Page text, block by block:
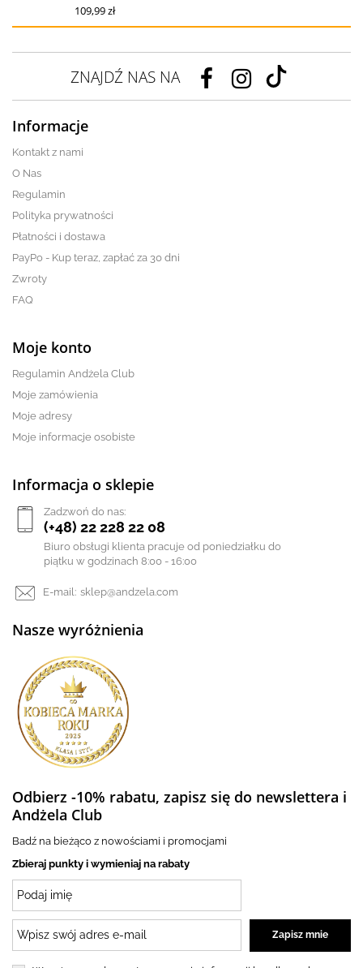
109,99 zł
ZNAJDŹ NAS NA
Informacje
Kontakt z nami
O Nas
Regulamin
Polityka prywatności
Płatności i dostawa
PayPo - Kup teraz, zapłać za 30 dni
Zwroty
FAQ
Moje konto
Regulamin Andżela Club
Moje zamówienia
Moje adresy
Moje informacje osobiste
Informacja o sklepie
Zadzwoń do nas:
(+48) 22 228 22 08
Biuro obsługi klienta pracuje od poniedziałku do
piątku w godzinach 8:00 - 16:00
E-mail: sklep@andzela.com
Nasze wyróżnienia
Odbierz -10% rabatu, zapisz się do newslettera i
Andżela Club
Badź na bieżąco z nowościami i promocjami
Zbieraj punkty i wymieniaj na rabaty